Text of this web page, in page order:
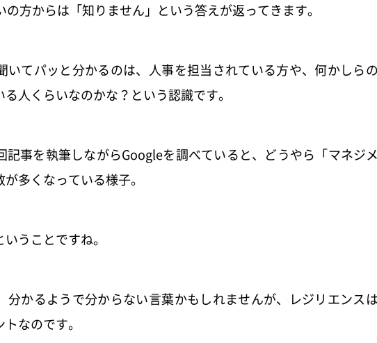
方からは「知りません」という答えが返ってきます。
いてパッと分かるのは、人事を担当されている方や、何かしら
人くらいなのかな？という認識です。
記事を執筆しながらGoogleを調べていると、どうやら「マネジ
多くなっている様子。
うことですね。
分かるようで分からない言葉かもしれませんが、レジリエンス
なのです。